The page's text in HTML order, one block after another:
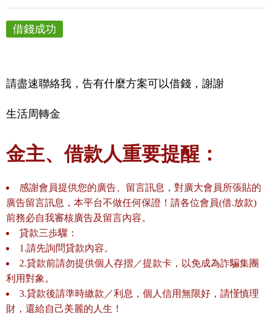
借錢成功
請盡速聯絡我，告有什麼方案可以借錢，謝謝
生活周轉金
金主、借款人重要提醒：
感謝會員提供您的廣告、留言訊息，對廣大會員所張貼的
廣告留言訊息，本平台不做任何保證！請各位會員(借.放款)
前務必自我審核廣告及留言內容。
貸款三歩驟：
1.請先詢問貸款內容。
2.貸款前請勿提供個人存摺／提款卡，以免成為詐騙集團
利用對象。
3.貸款後請準時繳款／利息，個人信用無限好，請慬慎理
財，還給自己美麗的人生！